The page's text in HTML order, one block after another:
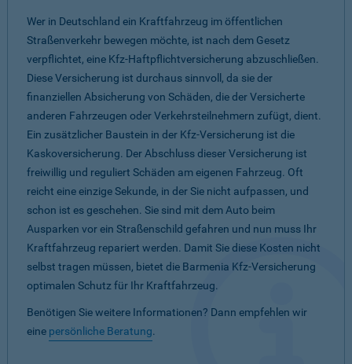
Wer in Deutschland ein Kraftfahrzeug im öffentlichen
Straßenverkehr bewegen möchte, ist nach dem Gesetz
verpflichtet, eine Kfz-Haftpflichtversicherung abzuschließen.
Diese Versicherung ist durchaus sinnvoll, da sie der
finanziellen Absicherung von Schäden, die der Versicherte
anderen Fahrzeugen oder Verkehrsteilnehmern zufügt, dient.
Ein zusätzlicher Baustein in der Kfz-Versicherung ist die
Kaskoversicherung. Der Abschluss dieser Versicherung ist
freiwillig und reguliert Schäden am eigenen Fahrzeug. Oft
reicht eine einzige Sekunde, in der Sie nicht aufpassen, und
schon ist es geschehen. Sie sind mit dem Auto beim
Ausparken vor ein Straßenschild gefahren und nun muss Ihr
Kraftfahrzeug repariert werden. Damit Sie diese Kosten nicht
selbst tragen müssen, bietet die Barmenia Kfz-Versicherung
optimalen Schutz für Ihr Kraftfahrzeug.
Benötigen Sie weitere Informationen? Dann empfehlen wir
eine persönliche Beratung.